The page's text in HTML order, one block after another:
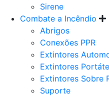
Sirene
Combate a Incêndio
Abrigos
Conexões PPR
Extintores
Extintores
Extintores Sobre
Suporte